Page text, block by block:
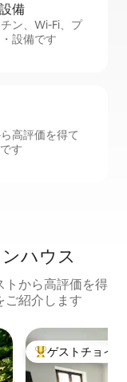
備
ン、Wi-Fi、プ
設備です
高評価を得て
す
ハウス
トから高評価を得
ご紹介します
大好評のゲスト
ゲストチョイス